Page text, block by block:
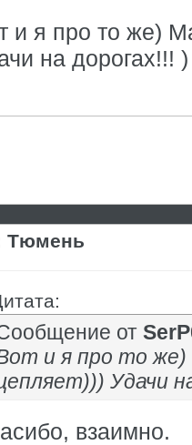
и я про то же)
на дорогах!!! )
Тюмень
от
и я про то
Удачи
взаимно.